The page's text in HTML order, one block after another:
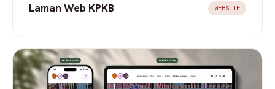
Laman Web KPKB WEBSITE